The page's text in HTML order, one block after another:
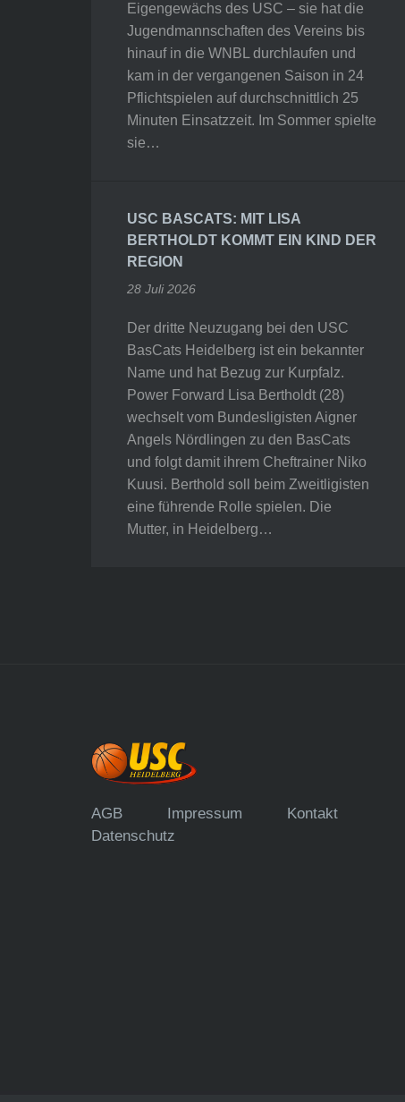
Eigengewächs des USC – sie hat die
Jugendmannschaften des Vereins bis
hinauf in die WNBL durchlaufen und
kam in der vergangenen Saison in 24
Pflichtspielen auf durchschnittlich 25
Minuten Einsatzzeit. Im Sommer spielte
sie…
USC BASCATS: MIT LISA
BERTHOLDT KOMMT EIN KIND DER
REGION
28 Juli 2026
Der dritte Neuzugang bei den USC
BasCats Heidelberg ist ein bekannter
Name und hat Bezug zur Kurpfalz.
Power Forward Lisa Bertholdt (28)
wechselt vom Bundesligisten Aigner
Angels Nördlingen zu den BasCats
und folgt damit ihrem Cheftrainer Niko
Kuusi. Berthold soll beim Zweitligisten
eine führende Rolle spielen. Die
Mutter, in Heidelberg…
AGB Impressum
Kontakt
Datenschutz